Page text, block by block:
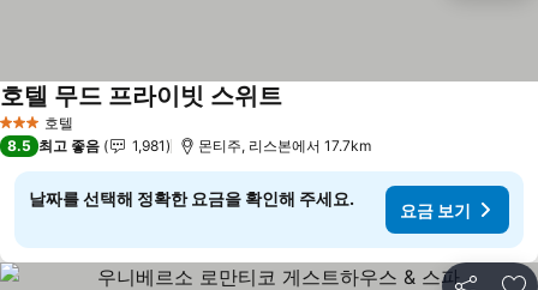
3 성급 호텔
호텔 무드 프라이빗 스위트
8.5 최고 좋음 1,981 몬티주, 리스본에서 17.7km
날짜를 선택해 정확한 요금을 확인해 주세요.
요금 보기